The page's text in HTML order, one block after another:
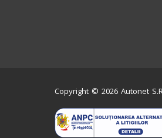
Copyright © 2026 Autonet